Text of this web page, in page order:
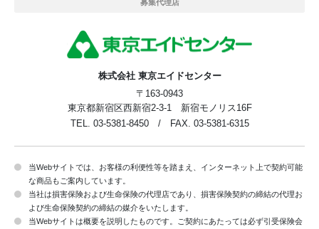
募集代理店
株式会社 東京エイドセンター
〒163-0943
東京都新宿区西新宿2-3-1 新宿モノリス16F
TEL. 03-5381-8450 / FAX. 03-5381-6315
当Webサイトでは、お客様の利便性等を踏まえ、インターネット上で契約可能
な商品もご案内しています。
当社は損害保険および生命保険の代理店であり、損害保険契約の締結の代理お
よび生命保険契約の締結の媒介をいたします。
当Webサイトは概要を説明したものです。ご契約にあたっては必ず引受保険会